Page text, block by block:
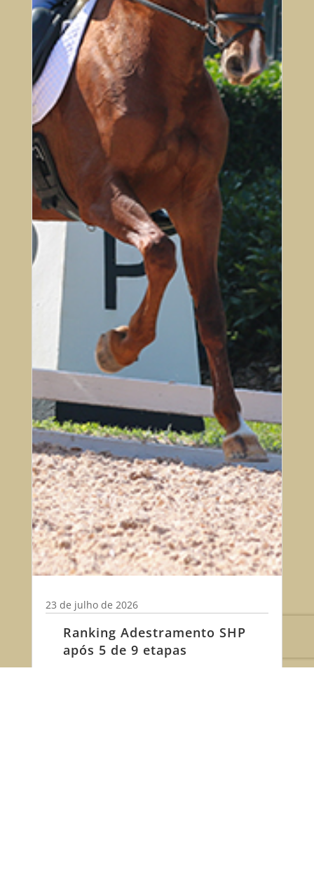
Ranking Adestramento SHP
após 5 de 9 etapas
23 de julho de 2026